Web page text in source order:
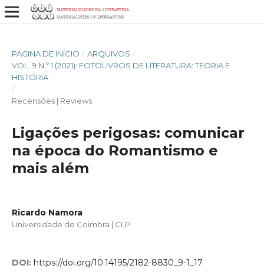
PÁGINA DE INÍCIO / ARQUIVOS /
VOL. 9 N.º 1 (2021): FOTOLIVROS DE LITERATURA: TEORIA E
HISTÓRIA
/
Recensões | Reviews
Ligações perigosas: comunicar
na época do Romantismo e
mais além
Ricardo Namora
Universidade de Coimbra | CLP
DOI: https://doi.org/10.14195/2182-8830_9-1_17